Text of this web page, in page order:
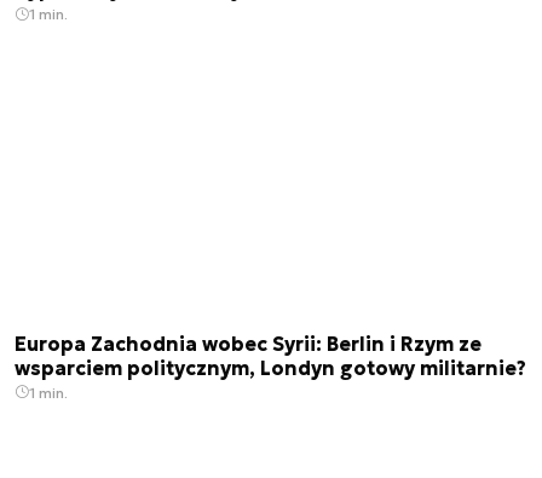
1 min.
Europa Zachodnia wobec Syrii: Berlin i Rzym ze
wsparciem politycznym, Londyn gotowy militarnie?
1 min.